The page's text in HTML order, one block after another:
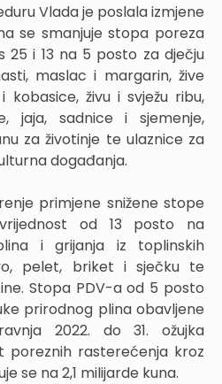
Vlada je poslala izmjene
se smanjuje stopa poreza
25 i 13 na 5 posto za dječju
maslac i margarin, žive
kobasice, živu i svježu ribu,
jaja, sadnice i sjemenje,
za životinje te ulaznice za
događanja.
primjene snižene stope
od 13 posto na
i grijanja iz toplinskih
pelet, briket i sječku te
Stopa PDV-a od 5 posto
prirodnog plina obavljene
2022. do 31. ožujka
poreznih rasterećenja kroz
se na 2,1 milijarde kuna.